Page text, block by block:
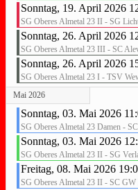
Sonntag, 19. April 2026
SG Oberes Almetal 23 II - SG
Sonntag, 26. April 2026
SG Oberes Almetal 23 III - SC
Sonntag, 26. April 2026
SG Oberes Almetal 23 I - TSV
Mai 2026
Sonntag, 03. Mai 2026
SG Oberes Almetal 23 Damen -
Sonntag, 03. Mai 2026
SG Oberes Almetal 23 II - SG
Freitag, 08. Mai 2026
SG Oberes Almetal 23 II - SC